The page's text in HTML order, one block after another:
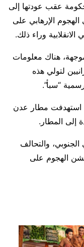
عقب عودتها إلى
الإرهابي على
وراء ذلك.
هناك معلومات
لتولي هذه
“سبأ”.
استهدفت مطار عدن
إلى المطار.
والتحالف
بشن الهجوم على